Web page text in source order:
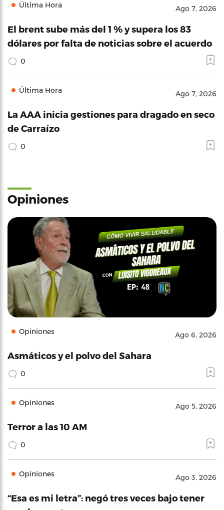
Última Hora Ago 7, 2026
El brent sube más del 1 % y supera los 83
dólares por falta de noticias sobre el acuerdo
0
Última Hora Ago 7, 2026
La AAA inicia gestiones para dragado en seco
de Carraízo
0
Opiniones
Opiniones Ago 6, 2026
Asmáticos y el polvo del Sahara
0
Opiniones Ago 5, 2026
Terror a las 10 AM
0
Opiniones Ago 3, 2026
“Esa es mi letra”: negó tres veces bajo tener